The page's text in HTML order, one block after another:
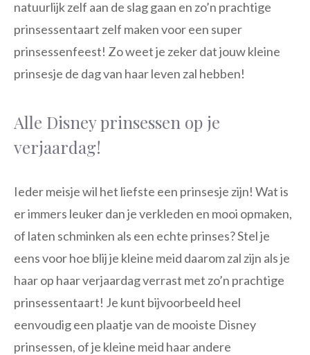
natuurlijk zelf aan de slag gaan en zo’n prachtige
prinsessentaart zelf maken voor een super
prinsessenfeest! Zo weet je zeker dat jouw kleine
prinsesje de dag van haar leven zal hebben!
Alle Disney prinsessen op je
verjaardag!
Ieder meisje wil het liefste een prinsesje zijn! Wat is
er immers leuker dan je verkleden en mooi opmaken,
of laten schminken als een echte prinses? Stel je
eens voor hoe blij je kleine meid daarom zal zijn als je
haar op haar verjaardag verrast met zo’n prachtige
prinsessentaart! Je kunt bijvoorbeeld heel
eenvoudig een plaatje van de mooiste Disney
prinsessen, of je kleine meid haar andere